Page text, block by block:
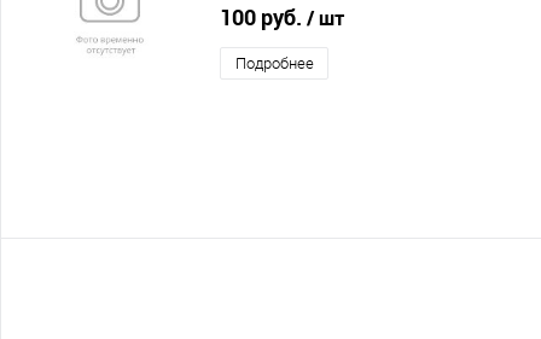
100 руб. / шт
Подробнее